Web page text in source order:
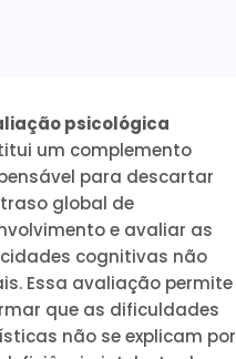
psicológica
um complemento
para descartar
global de
e avaliar as
cognitivas não
Essa avaliação permite
que as dificuldades
não se explicam por